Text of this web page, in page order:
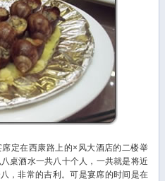
定在西康路上的×风大酒店的二楼举
桌酒水一共八十个人，一共就是将近
，非常的吉利。可是宴席的时间是在